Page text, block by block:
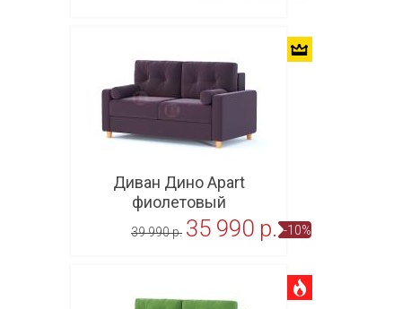
Диван Дино Apart
фиолетовый
39 990 p. -10%
35 990 p.